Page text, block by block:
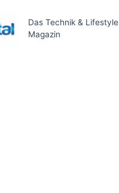
Das Technik & Lifestyle
Magazin